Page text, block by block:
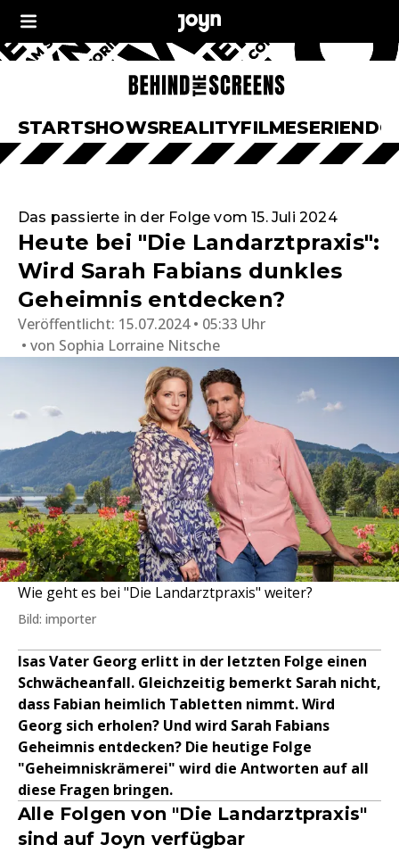
STARTSHOWSREALITYFILMESERIEN
Das passierte in der Folge vom 15. Juli 2024
Heute bei "Die Landarztpraxis":
Wird Sarah Fabians dunkles
Geheimnis entdecken?
Veröffentlicht: 15.07.2024 • 05:33 Uhr
von Sophia Lorraine Nitsche
Wie geht es bei "Die Landarztpraxis" weiter?
Bild: importer
Isas Vater Georg erlitt in der letzten Folge einen
Schwächeanfall. Gleichzeitig bemerkt Sarah nicht,
dass Fabian heimlich Tabletten nimmt. Wird
Georg sich erholen? Und wird Sarah Fabians
Geheimnis entdecken? Die heutige Folge
"Geheimniskrämerei" wird die Antworten auf all
diese Fragen bringen.
Alle Folgen von "Die Landarztpraxis"
sind auf Joyn verfügbar